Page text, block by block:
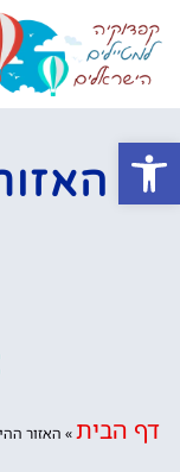
דף הבית» האזור
פתח סרגל נגישות